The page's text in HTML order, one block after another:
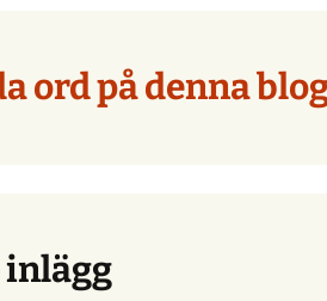
ord på denna
inlägg